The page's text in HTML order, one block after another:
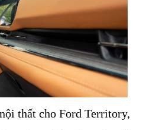
thất cho Ford Territory,